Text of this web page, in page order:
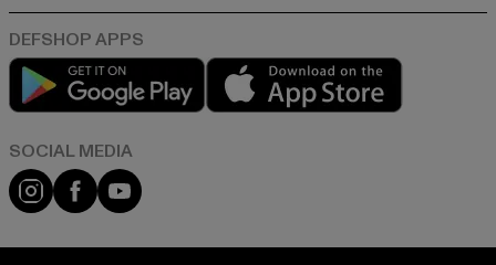
Play market
Instagram
FacebookYouTube